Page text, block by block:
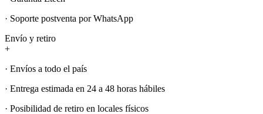
· Soporte postventa por WhatsApp
Envío y retiro
+
· Envíos a todo el país
· Entrega estimada en 24 a 48 horas hábiles
· Posibilidad de retiro en locales físicos